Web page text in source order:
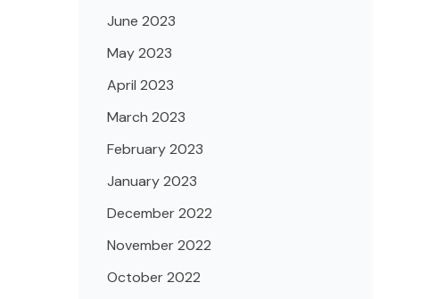
June 2023
May 2023
April 2023
March 2023
February 2023
January 2023
December 2022
November 2022
October 2022